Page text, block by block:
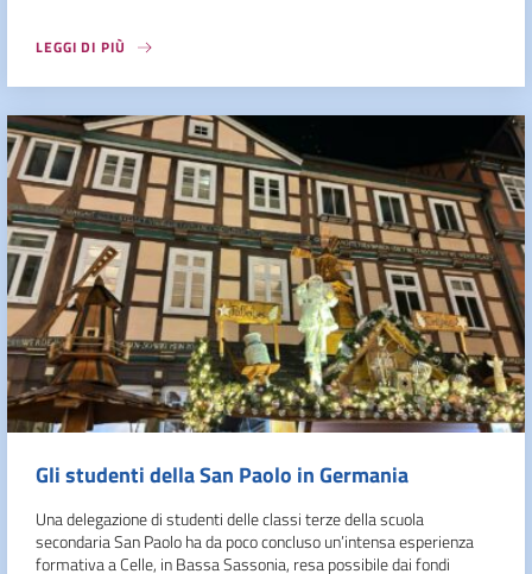
LEGGI DI PIÙ
Gli studenti della San Paolo in Germania
Una delegazione di studenti delle classi terze della scuola
secondaria San Paolo ha da poco concluso un’intensa esperienza
formativa a Celle, in Bassa Sassonia, resa possibile dai fondi